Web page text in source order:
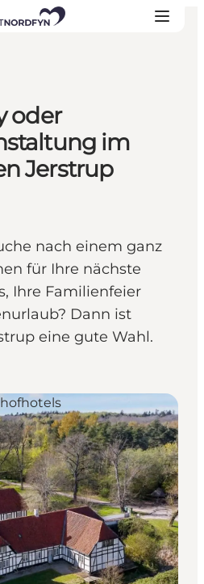
oder
im
Jerstrup
nach einem ganz
für Ihre nächste
Ihre Familienfeier
Dann ist
eine gute Wahl.